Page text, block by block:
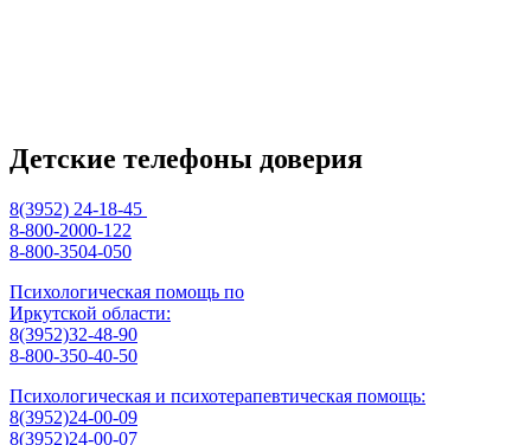
Детские телефоны доверия
8(3952) 24-18-45
8-800-2000-122
8-800-3504-050
Психологическая помощь по
Иркутской области:
8(3952)32-48-90
8-800-350-40-50
Психологическая и психотерапевтическая помощь:
8(3952)24-00-09
8(3952)24-00-07